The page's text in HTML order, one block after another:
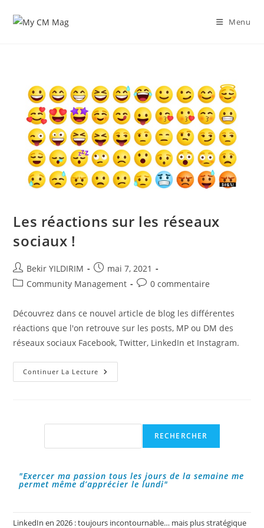
Menu
Les réactions sur les réseaux
sociaux !
Auteur/autrice
de
Bekir YILDIRIM
Publication
publiée :
mai 7, 2021
PostCommunity Management
Commentaires
la
publication :
0 commentaire
Découvrez dans ce nouvel article de blog les différentes
réactions que l'on retrouve sur les posts, MP ou DM des
réseaux sociaux Facebook, Twitter, LinkedIn et Instagram.
Continuer La Lecture Les
Réactions
!
Rechercher
RECHERCHER
"Exercer ma passion tous les jours de la semaine me
permet même d’apprécier le lundi"
LinkedIn en 2026 : toujours incontournable… mais plus stratégique